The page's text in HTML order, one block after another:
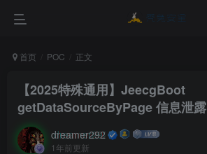
首页 POC 正文
【2025特殊通用】JeecgBoot
getDataSourceByPage 信息泄露
dreamer292
1年前更新